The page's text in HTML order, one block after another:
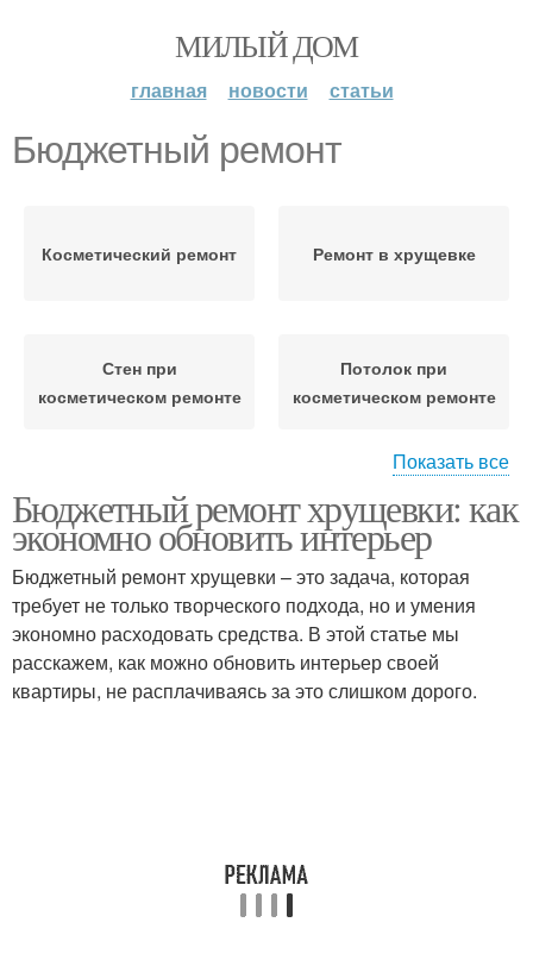
МИЛЫЙ ДОМ
главная новости статьи
Бюджетный ремонт
Косметический ремонт Ремонт в хрущевке
Стен при
косметическом ремонте
Потолок при
косметическом ремонте
Ошибки при ремонте
ремонта
Мастера для ремонта Расходы на ремонт
Ремонт без больших
Показать все
Бюджетный ремонт хрущевки: как
экономно обновить интерьер
Бюджетный ремонт хрущевки – это задача, которая
требует не только творческого подхода, но и умения
экономно расходовать средства. В этой статье мы
расскажем, как можно обновить интерьер своей
квартиры, не расплачиваясь за это слишком дорого.